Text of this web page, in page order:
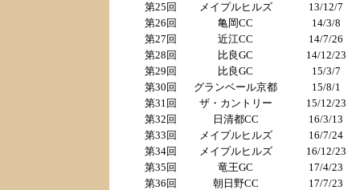
第25回
メイプルヒルズ
13/12/7
第26回
亀岡CC
14/3/8
第27回
近江CC
14/7/26
第28回
比良GC
14/12/23
第29回
比良GC
15/3/7
第30回
グランベール京都
15/8/1
第31回
ザ・カントリー
15/12/23
第32回
日清都CC
16/3/13
第33回
メイプルヒルズ
16/7/24
第34回
メイプルヒルズ
16/12/23
第35回
竜王GC
17/4/23
第36回
朝日野CC
17/7/23